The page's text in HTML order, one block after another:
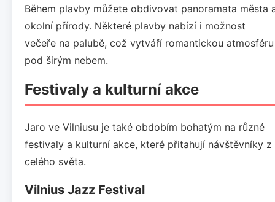
Během plavby můžete obdivovat panoramata města
okolní přírody. Některé plavby nabízí i možnost
večeře na palubě, což vytváří romantickou atmosféru
pod širým nebem.
Festivaly a kulturní akce
Jaro ve Vilniusu je také obdobím bohatým na různé
festivaly a kulturní akce, které přitahují návštěvníky z
celého světa.
Vilnius Jazz Festival